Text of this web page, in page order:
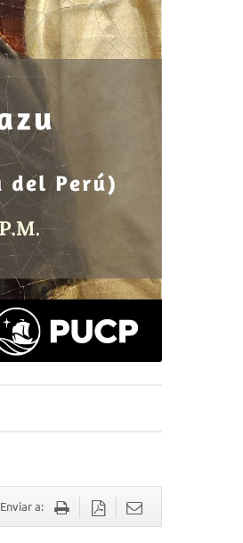
Enviar a: